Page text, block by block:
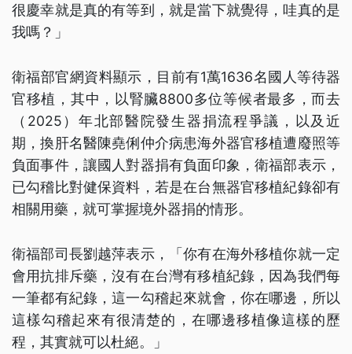
很慶幸就是真的有等到，就是當下就覺得，哇真的是
我嗎？」
衛福部官網資料顯示，目前有1萬1636名國人等待器
官移植，其中，以腎臟8800多位等候者最多，而去
（2025）年北部醫院發生器捐流程爭議，以及近
期，換肝名醫陳堯俐仲介病患海外器官移植遭廢照等
負面事件，讓國人對器捐有負面印象，衛福部表示，
已勾稽比對健保資料，若是在台無器官移植紀錄卻有
相關用藥，就可掌握境外器捐的情形。
衛福部司長劉越萍表示，「你有在海外移植你就一定
會用抗排斥藥，沒有在台灣有移植紀錄，因為我們每
一筆都有紀錄，這一勾稽起來就會，你在哪邊，所以
這樣勾稽起來有很清楚的，在哪邊移植像這樣的歷
程，其實就可以杜絕。」